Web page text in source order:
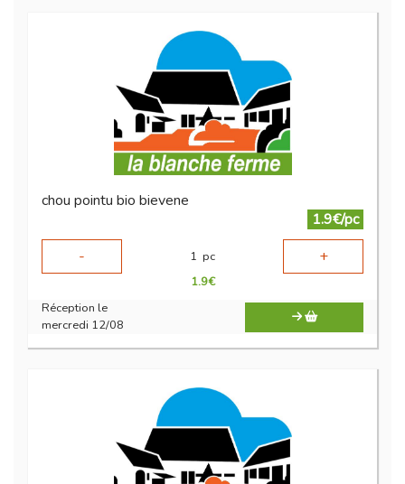
chou pointu bio bievene
1.9€/pc
-
1 pc +
1.9€
Réception le
mercredi 12/08